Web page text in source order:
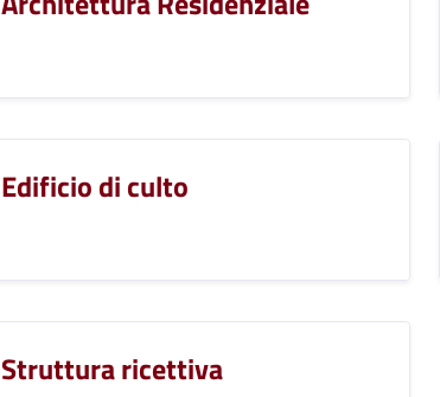
Edificio di culto
Struttura ricettiva